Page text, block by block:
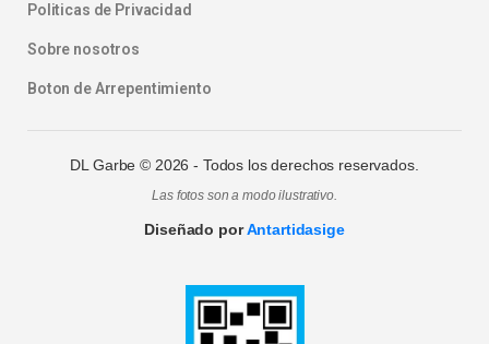
Politicas de Privacidad
Sobre nosotros
Boton de Arrepentimiento
DL Garbe © 2026 - Todos los derechos reservados.
Las fotos son a modo ilustrativo.
Diseñado porAntartidasige